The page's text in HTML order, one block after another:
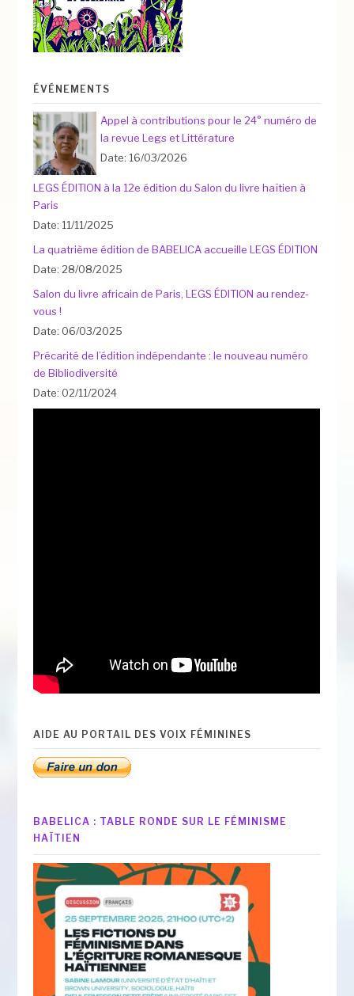
ÉVÉNEMENTS
Appel à contributions pour le 24° numéro de
la revue Legs et Littérature
Date: 16/03/2026
LEGS ÉDITION à la 12e édition du Salon du livre haïtien à
Paris
Date: 11/11/2025
La quatrième édition de BABELICA accueille LEGS ÉDITION
Date: 28/08/2025
Salon du livre africain de Paris, LEGS ÉDITION au rendez-
vous !
Date: 06/03/2025
Précarité de l’édition indépendante : le nouveau numéro
de Bibliodiversité
Date: 02/11/2024
AIDE AU PORTAIL DES VOIX FÉMININES
BABELICA : TABLE RONDE SUR LE FÉMINISME
HAÏTIEN